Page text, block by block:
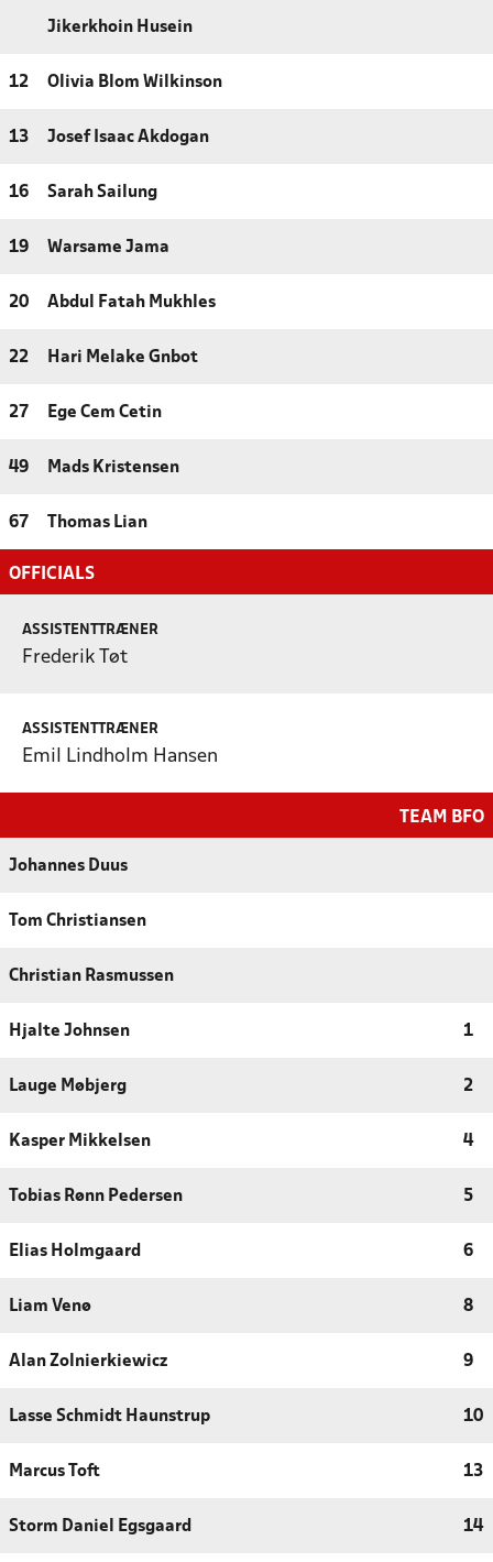
Jikerkhoin Husein
12 Olivia Blom Wilkinson
13 Josef Isaac Akdogan
16 Sarah Sailung
19 Warsame Jama
20 Abdul Fatah Mukhles
22 Hari Melake Gnbot
27 Ege Cem Cetin
49 Mads Kristensen
67 Thomas Lian
OFFICIALS
ASSISTENTTRÆNER
Frederik Tøt
ASSISTENTTRÆNER
Emil Lindholm Hansen
TEAM BFO
Johannes Duus
Tom Christiansen
Christian Rasmussen
Hjalte Johnsen 1
Lauge Møbjerg 2
Kasper Mikkelsen 4
Tobias Rønn Pedersen 5
Elias Holmgaard 6
Liam Venø 8
Alan Zolnierkiewicz 9
Lasse Schmidt Haunstrup 10
Marcus Toft 13
Storm Daniel Egsgaard 14